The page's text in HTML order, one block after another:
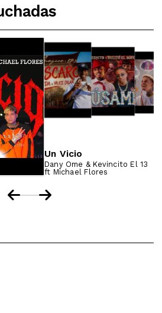
Un Vicio
Dany Ome & Kevincito El 13
ft Michael Flores
3
4